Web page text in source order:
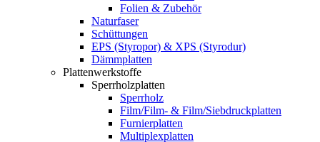
Folien & Zubehör
Naturfaser
Schüttungen
EPS (Styropor) & XPS (Styrodur)
Dämmplatten
Plattenwerkstoffe
Sperrholzplatten
Sperrholz
Film/Film- & Film/Siebdruckplatten
Furnierplatten
Multiplexplatten